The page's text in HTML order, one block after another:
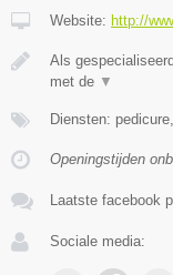
Website: http://
Als
met de ▼
Diensten:
Openingstijden
Laatste facebook
Sociale media: